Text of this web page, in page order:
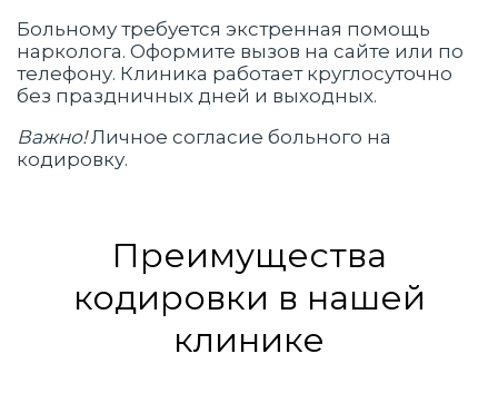
Больному требуется экстренная помощь
нарколога. Оформите вызов на сайте или по
телефону. Клиника работает круглосуточно
без праздничных дней и выходных.
Важно!Личное согласие больного на
кодировку.
Преимущества
кодировки в нашей
клинике